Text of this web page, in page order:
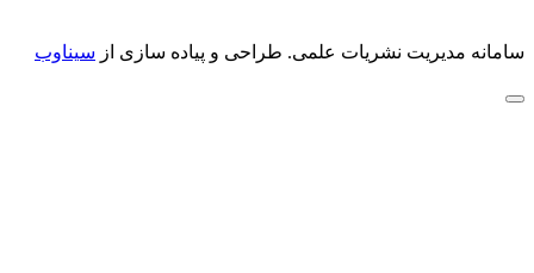
سامانه مدیریت نشریات علمی. طراحی و پیاده سازی از سیناوب